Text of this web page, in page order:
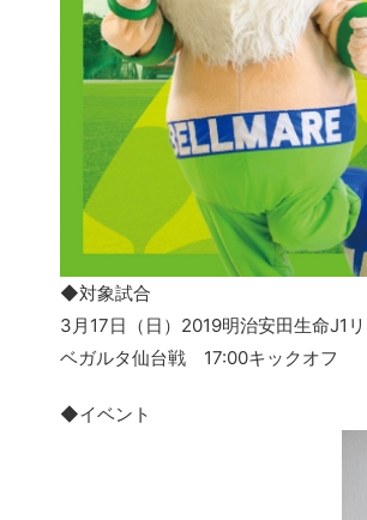
◆対象試合
3月17日（日）2019明治安田生命J1
ベガルタ仙台戦 17:00キックオフ
◆イベント